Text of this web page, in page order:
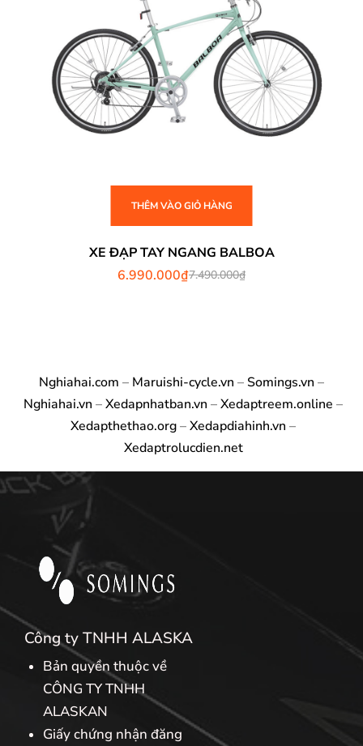
THÊM VÀO GIỎ HÀNG
XE ĐẠP TAY NGANG BALBOA
7.490.000₫
6.990.000₫
Nghiahai.com – Maruishi-cycle.vn – Somings.vn –
Nghiahai.vn –Xedapnhatban.vn –Xedaptreem.online –
Xedapthethao.org–Xedapdiahinh.vn –
Xedaptrolucdien.net
Công ty TNHH ALASKA
Bản quyền thuộc về
CÔNG TY TNHH
ALASKAN
Giấy chứng nhận đăng